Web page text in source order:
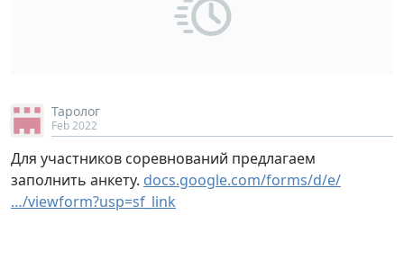
Таролог
Feb 2022
Для участников соревнований предлагаем
заполнить анкету. docs.google.com/forms/d/e/
…/viewform?usp=sf_link